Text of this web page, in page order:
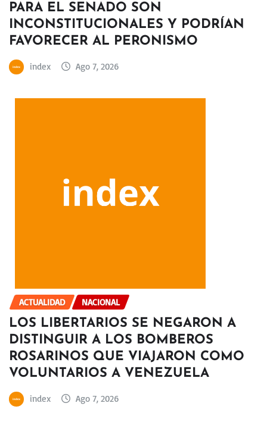
PARA EL SENADO SON
INCONSTITUCIONALES Y PODRÍAN
FAVORECER AL PERONISMO
index Ago 7, 2026
ACTUALIDAD NACIONAL
LOS LIBERTARIOS SE NEGARON A
DISTINGUIR A LOS BOMBEROS
ROSARINOS QUE VIAJARON COMO
VOLUNTARIOS A VENEZUELA
index Ago 7, 2026